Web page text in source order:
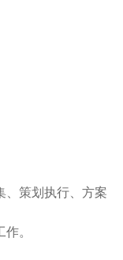
、策划执行、方案
。